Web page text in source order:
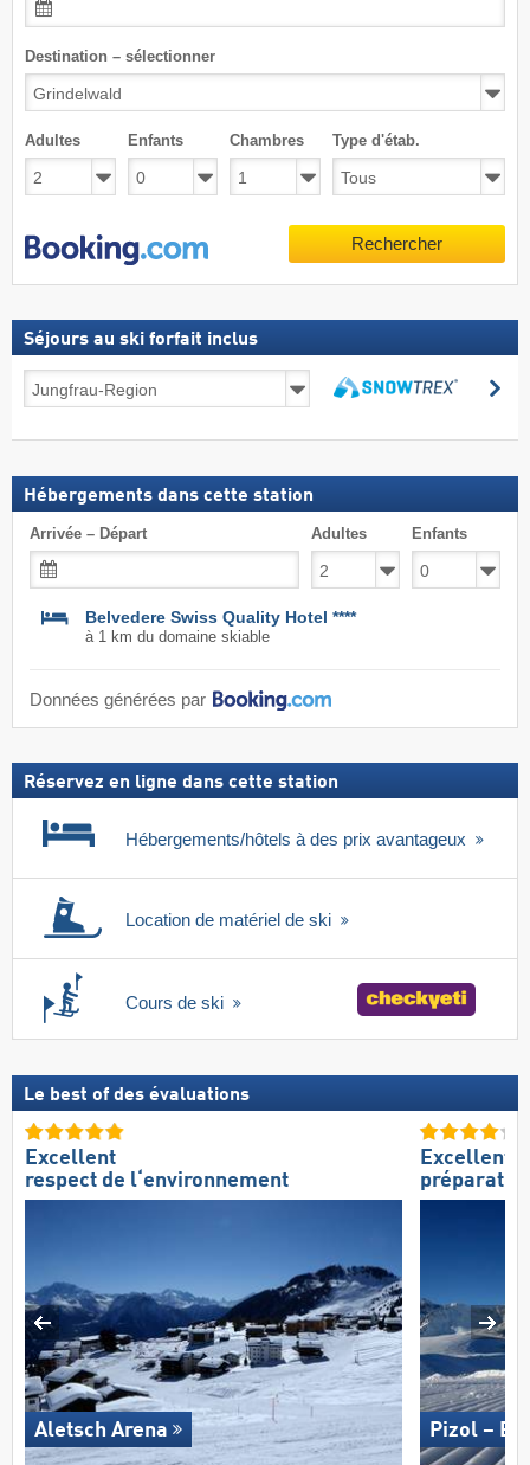
Destination – sélectionner
Adultes Enfants Chambres Type d'étab.
Rechercher
Séjours au ski forfait inclus
au
forfait
Hébergements dans cette station
Arrivée – Départ Adultes Enfants
Belvedere Swiss Quality Hotel ****
à 1 km du domaine skiable
Données générées par
Réservez en ligne dans cette station
Hébergements/hôtels à des prix avantageux
Location de matériel de ski
Cours de ski
Le best of des évaluations
Excellent
respect de l‘environnement
Aletsch Arena
Excellente
Pizol –